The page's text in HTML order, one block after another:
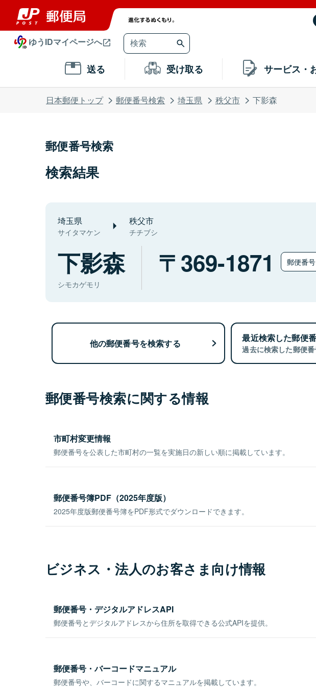
ゆうIDマイページへ
送る 受け取る サービス・
日本郵便トップ 郵便番号検索 埼玉県 秩父市 下影森
郵便番号検索
検索結果
埼玉県
サイタマケン
秩父市
チチブシ
下影森
シモカゲモリ
369-1871 郵便番
他の郵便番号を検索する 最近検索した郵便
過去に検索した郵便番
郵便番号検索に関する情報
市町村変更情報
郵便番号を公表した市町村の一覧を実施日の新しい順に掲載しています。
郵便番号簿PDF（2025年度版）
2025年度版郵便番号簿をPDF形式でダウンロードできます。
ビジネス・法人のお客さま向け情報
郵便番号・デジタルアドレスAPI
郵便番号とデジタルアドレスから住所を取得できる公式APIを提供。
郵便番号・バーコードマニュアル
郵便番号や、バーコードに関するマニュアルを掲載しています。